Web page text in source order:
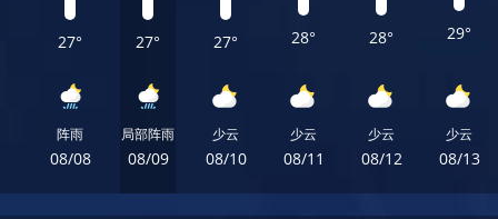
27°
阵雨
08/08
27°
局部阵雨
08/09
27°
少云
08/10
28°
少云
08/11
28°
少云
08/12
29°
少云
08/13